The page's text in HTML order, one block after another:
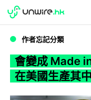
WWDC 2026
作者忘記分類
會變成 Made
在美國生產其